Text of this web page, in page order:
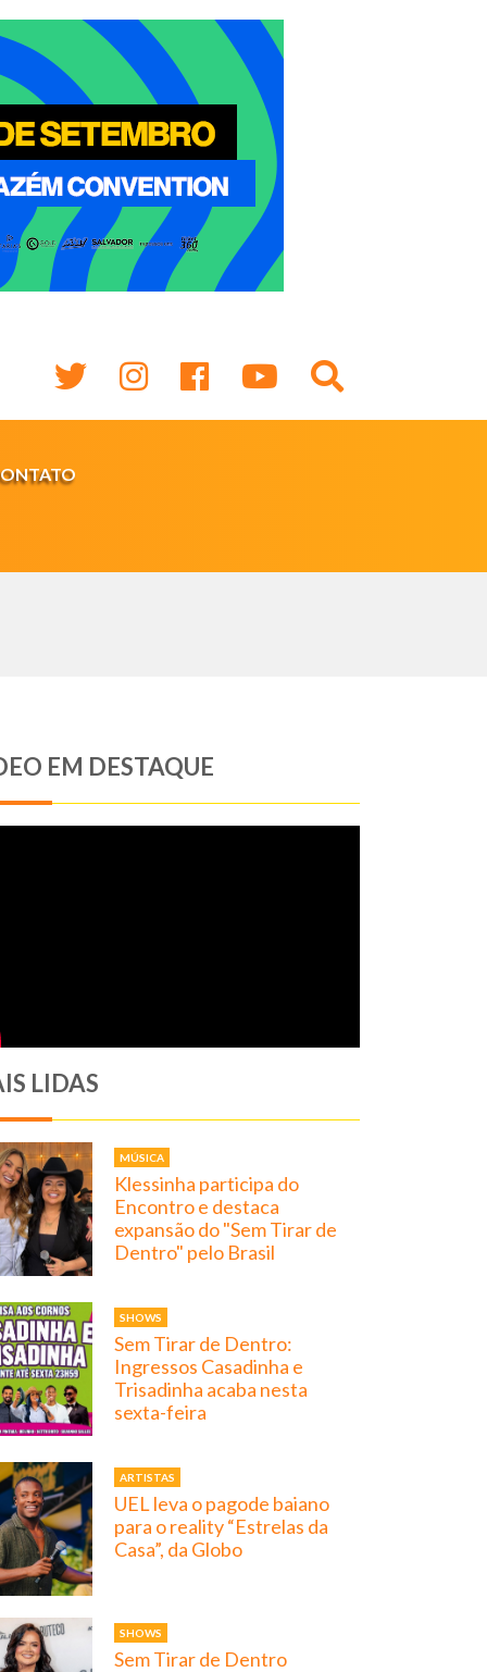
EM DESTAQUE
LIDAS
MÚSICA
Klessinha participa do
Encontro e destaca
expansão do "Sem Tirar de
Dentro" pelo Brasil
SHOWS
Sem Tirar de Dentro:
Ingressos Casadinha e
Trisadinha acaba nesta
sexta-feira
ARTISTAS
UEL leva o pagode baiano
para o reality “Estrelas da
Casa”, da Globo
SHOWS
Sem Tirar de Dentro